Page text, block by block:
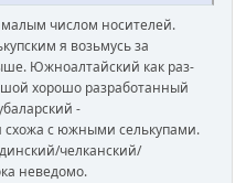
числом носителей.
я возьмусь за
Южноалтайский как раз-
хорошо разработанный
-
схожа с южными селькупами.
челканский/
неведомо.